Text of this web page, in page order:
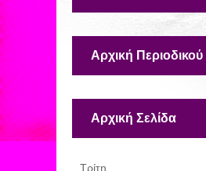
Αρχική Περιοδικού
Αρχική Σελίδα
Τρίτη